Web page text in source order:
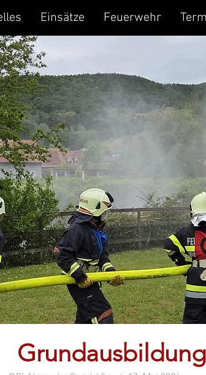
Einsätze Feuerwehr